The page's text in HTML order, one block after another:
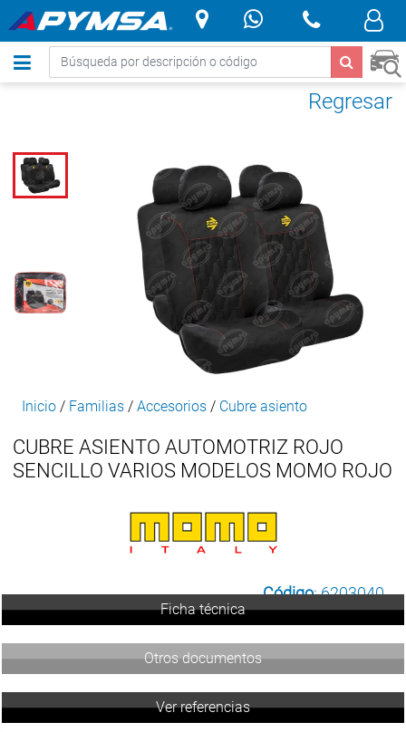
.
Regresar
Inicio / Familias / Accesorios / Cubre asiento
CUBRE ASIENTO AUTOMOTRIZ ROJO
SENCILLO VARIOS MODELOS MOMO ROJO
Código: 6203040
Ficha técnica
Otros documentos
Ver referencias